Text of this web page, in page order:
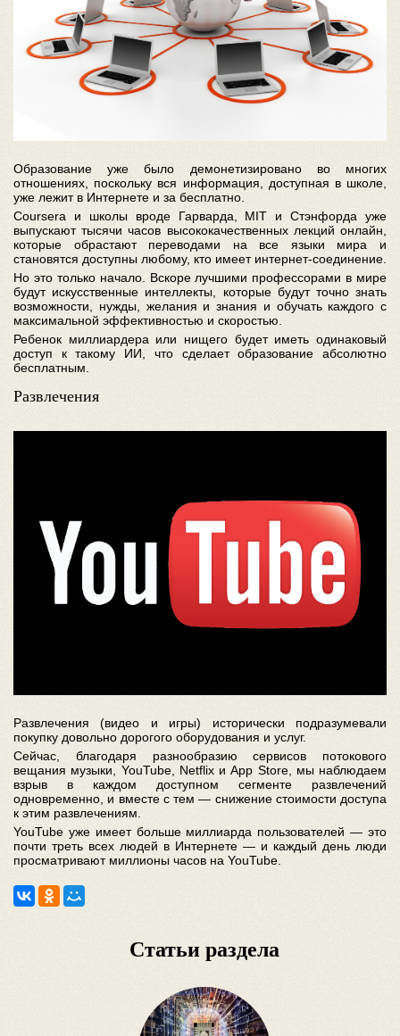
Образование уже было демонетизировано во многих
отношениях, поскольку вся информация, доступная в школе,
уже лежит в Интернете и за бесплатно.
Coursera и школы вроде Гарварда, MIT и Стэнфорда уже
выпускают тысячи часов высококачественных лекций онлайн,
которые обрастают переводами на все языки мира и
становятся доступны любому, кто имеет интернет-соединение.
Но это только начало. Вскоре лучшими профессорами в мире
будут искусственные интеллекты, которые будут точно знать
возможности, нужды, желания и знания и обучать каждого с
максимальной эффективностью и скоростью.
Ребенок миллиардера или нищего будет иметь одинаковый
доступ к такому ИИ, что сделает образование абсолютно
бесплатным.
Развлечения
Развлечения (видео и игры) исторически подразумевали
покупку довольно дорогого оборудования и услуг.
Сейчас, благодаря разнообразию сервисов потокового
вещания музыки, YouTube, Netflix и App Store, мы наблюдаем
взрыв в каждом доступном сегменте развлечений
одновременно, и вместе с тем — снижение стоимости доступа
к этим развлечениям.
YouTube уже имеет больше миллиарда пользователей — это
почти треть всех людей в Интернете — и каждый день люди
просматривают миллионы часов на YouTube.
Статьи раздела